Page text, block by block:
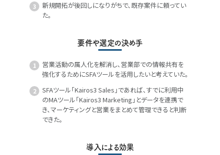
新規開拓が後回しになりがちで、既存案件に頼ってい
た。
要件や選定の決め手
営業活動の属人化を解消し、営業部での情報共有を
強化するためにSFAツールを活用したいと考えていた。
SFAツール「Kairos3 Sales」であれば、すでに利用中
のMAツール「Kairos3 Marketing」とデータを連携で
き、マーケティングと営業をまとめて管理できると判断
できた。
導入による効果